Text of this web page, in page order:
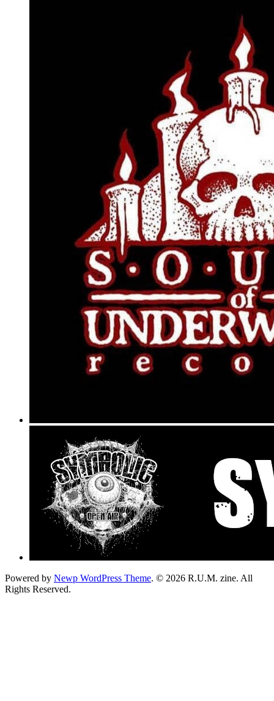
Powered by Newp WordPress Theme. © 2026 R.U.M. zine. All
Rights Reserved.